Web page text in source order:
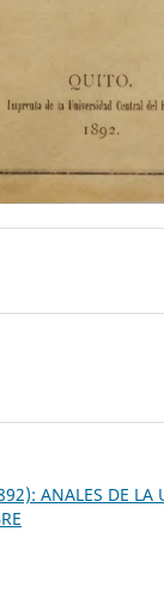
ANALES DE LA